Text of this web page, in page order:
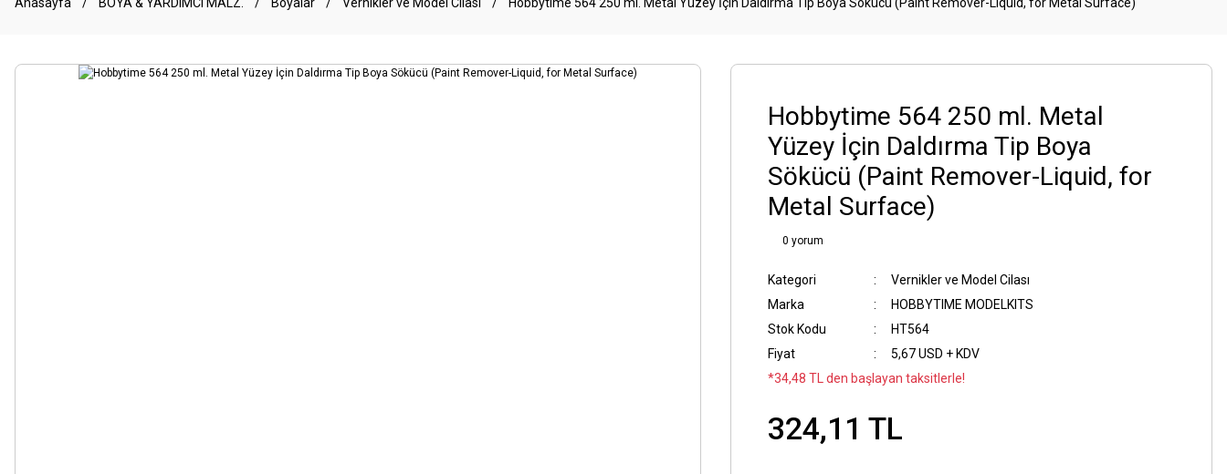
Hobbytime 564 250 ml. Metal
Yüzey İçin Daldırma Tip Boya
Sökücü (Paint Remover-Liquid, for
Metal Surface)
0 yorum
Kategori
Vernikler ve Model Cilası
Marka
HOBBYTIME MODELKITS
Stok Kodu
HT564
Fiyat
5,67 USD + KDV
*34,48 TL den başlayan taksitlerle!
324,11 TL